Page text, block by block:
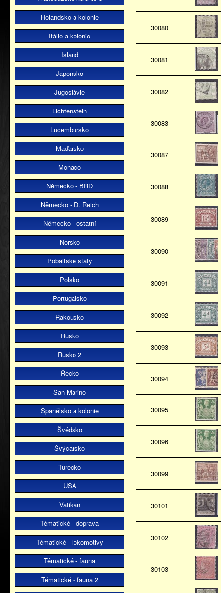
Holandsko a kolonie
Itálie a kolonie
Island
Japonsko
Jugoslávie
Lichtenstein
Lucembursko
Maďarsko
Monaco
Německo - BRD
Německo - D. Reich
Německo - ostatní
Norsko
Pobaltské státy
Polsko
Portugalsko
Rakousko
Rusko
Rusko 2
Řecko
San Marino
Španělsko a kolonie
Švédsko
Švýcarsko
Turecko
USA
Vatikan
Tématické - doprava
Tématické - lokomotivy
Tématické - fauna
Tématické - fauna 2
30080
30081
30082
30083
30087
30088
30089
30090
30091
30092
30093
30094
30095
30096
30099
30101
30102
30103